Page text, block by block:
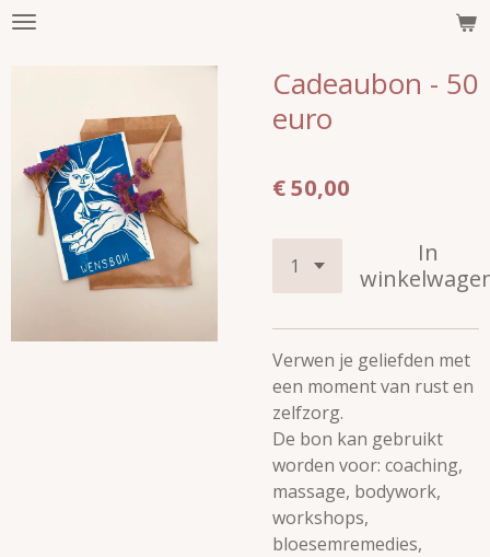
Ga
hoofdinhoud
Cadeaubon - 50
euro
€ 50,00
In
Verwen je geliefden met
een moment van rust en
zelfzorg.
De bon kan gebruikt
worden voor: coaching,
massage, bodywork,
workshops,
bloesemremedies,